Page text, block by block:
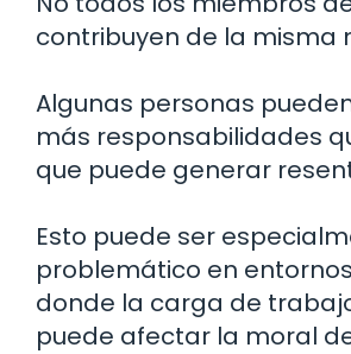
contribuyen de la misma
Algunas personas
más responsabilidades
que puede generar
Esto puede ser
problemático en
donde la carga de
puede afectar la moral